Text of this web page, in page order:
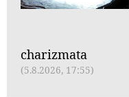
charizmata
(5.8.2026, 17:55)